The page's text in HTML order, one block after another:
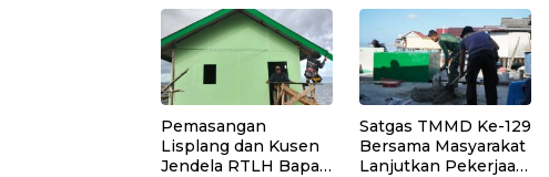
Sepekarpun
Berlangsung Aman
dan Kondusif
Pemasangan
Lisplang dan Kusen
Jendela RTLH Bapak
Satgas TMMD Ke-129
Bersama Masyarakat
Lanjutkan Pekerjaan